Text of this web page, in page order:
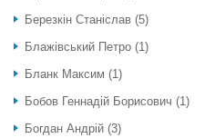
Березкін Станіслав (5)
Блажівський Петро (1)
Бланк Максим (1)
Бобов Геннадій Борисович (1)
Богдан Андрій (3)